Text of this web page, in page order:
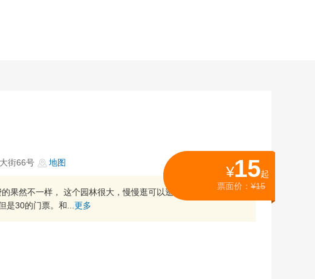
街66号 地图
果然不一样， 这个园林很大，慢慢逛可以逛1个小时。 关门前
是30的门票。和... 更多
¥15起
票面价： ¥15